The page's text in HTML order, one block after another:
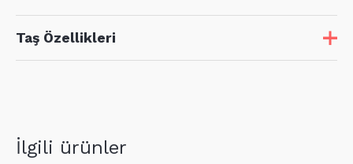
Taş Özellikleri
İlgili ürünler